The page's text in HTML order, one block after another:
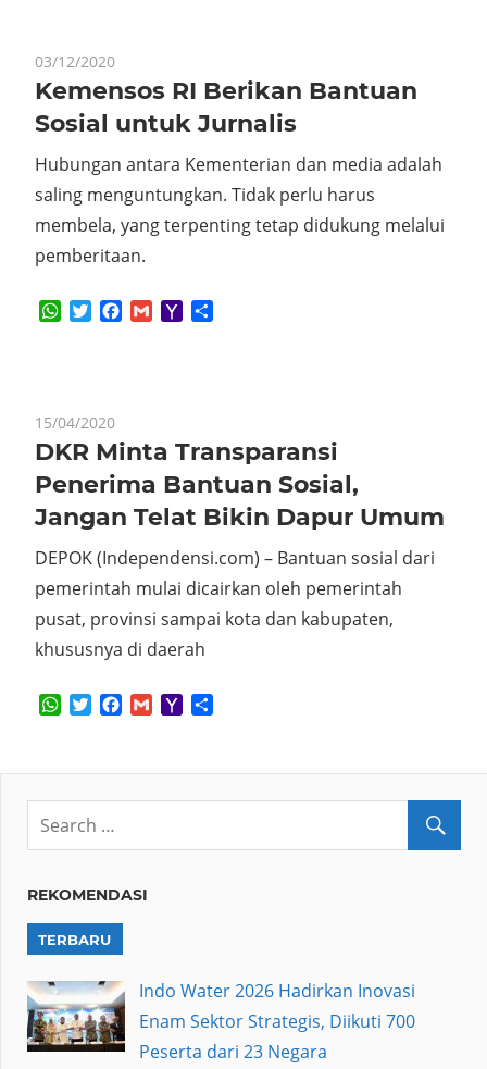
03/12/2020
Kemensos RI Berikan Bantuan
Sosial untuk Jurnalis
Hubungan antara Kementerian dan media adalah
saling menguntungkan. Tidak perlu harus
membela, yang terpenting tetap didukung melalui
pemberitaan.
WhatsApp
TwitterFacebook
GmailYahoo
15/04/2020
DKR Minta Transparansi
Penerima Bantuan Sosial,
Jangan Telat Bikin Dapur Umum
DEPOK (Independensi.com) – Bantuan sosial dari
pemerintah mulai dicairkan oleh pemerintah
pusat, provinsi sampai kota dan kabupaten,
khususnya di daerah
WhatsApp
TwitterFacebook
GmailYahoo
REKOMENDASI
TERBARU
Indo Water 2026 Hadirkan Inovasi
Enam Sektor Strategis, Diikuti 700
Peserta dari 23 Negara